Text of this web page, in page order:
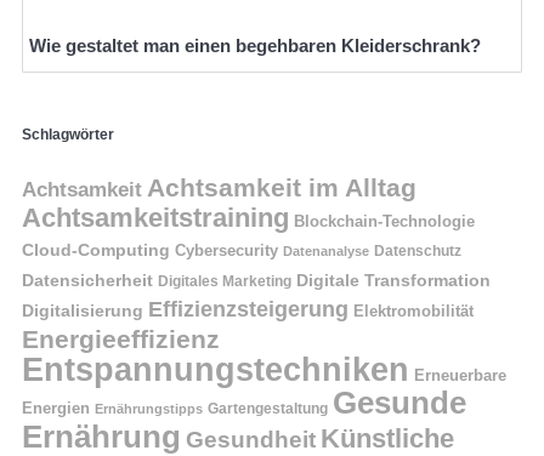
Wie gestaltet man einen begehbaren Kleiderschrank?
Schlagwörter
Achtsamkeit Achtsamkeit im Alltag
Achtsamkeitstraining Blockchain-Technologie
Cloud-Computing Cybersecurity Datenanalyse Datenschutz
Datensicherheit Digitales Marketing Digitale Transformation
Digitalisierung Effizienzsteigerung Elektromobilität
Energieeffizienz
Entspannungstechniken Erneuerbare
Energien Ernährungstipps Gartengestaltung Gesunde
Ernährung Gesundheit Künstliche